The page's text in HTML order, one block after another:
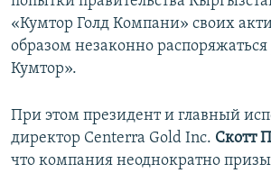
«Кумтор Голд Компани» своих
образом незаконно
Кумтор».
При этом президент и главный
директор Centerra Gold Inc. Скотт
что компания неоднократно